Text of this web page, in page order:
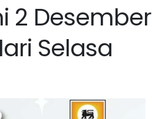
2 Desember
Selasa